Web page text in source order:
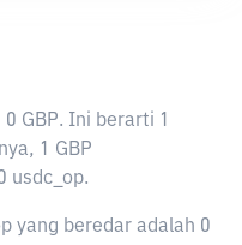
0 GBP. Ini berarti 1
1 GBP
usdc_op.
yang beredar adalah 0